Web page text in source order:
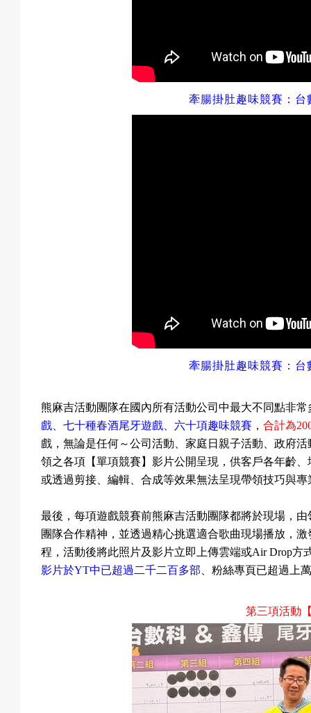
牽腸掛肚趣味競賽 ： 台
牽腸掛肚趣味競賽：台
熊麻吉活動團隊在國內所有活動公司中最大不同點非
戲、七十種春酒尾牙遊戲、 六十項趣味競賽 ，合計為
戲，無論是任何～公司活動、家庭日親子活動、政府
領之各項【單項競賽】影片公開呈現，供客戶各年齡
或透過剪接、編輯、合成等效果無法呈現帶領技巧與
最後，每項遊戲競賽前熊麻吉活動團隊都將於現場，
團隊合作精神，並透過精心挑選適合歌曲現場播放，
程，活動後將此照片及影片立即上傳雲端或Air Drop方
影片於YT中已超過二千二百多部 、粉絲專頁已超過上
第三項活動